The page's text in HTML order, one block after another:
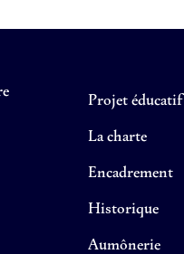
Projet éducatif
La charte
Encadrement
Historique
Aumônerie